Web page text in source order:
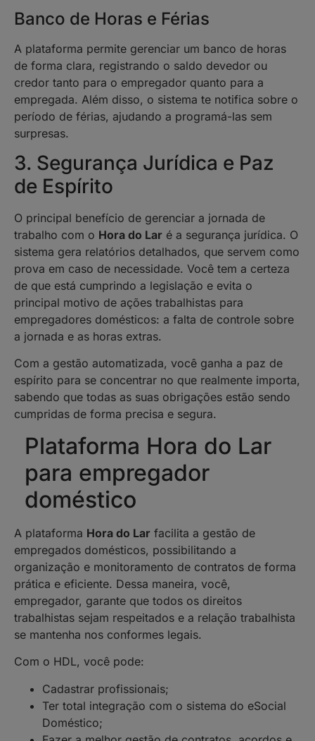
Banco de Horas e Férias
A plataforma permite gerenciar um banco de horas
de forma clara, registrando o saldo devedor ou
credor tanto para o empregador quanto para a
empregada. Além disso, o sistema te notifica sobre o
período de férias, ajudando a programá-las sem
surpresas.
3. Segurança Jurídica e Paz
de Espírito
O principal benefício de gerenciar a jornada de
trabalho com o Hora do Lar é a segurança jurídica. O
sistema gera relatórios detalhados, que servem como
prova em caso de necessidade. Você tem a certeza
de que está cumprindo a legislação e evita o
principal motivo de ações trabalhistas para
empregadores domésticos: a falta de controle sobre
a jornada e as horas extras.
Com a gestão automatizada, você ganha a paz de
espírito para se concentrar no que realmente importa,
sabendo que todas as suas obrigações estão sendo
cumpridas de forma precisa e segura.
Plataforma Hora do Lar
para empregador
doméstico
A plataforma Hora do Lar facilita a gestão de
empregados domésticos, possibilitando a
organização e monitoramento de contratos de forma
prática e eficiente. Dessa maneira, você,
empregador, garante que todos os direitos
trabalhistas sejam respeitados e a relação trabalhista
se mantenha nos conformes legais.
Com o HDL, você pode:
Cadastrar profissionais;
Ter total integração com o sistema do eSocial
Doméstico;